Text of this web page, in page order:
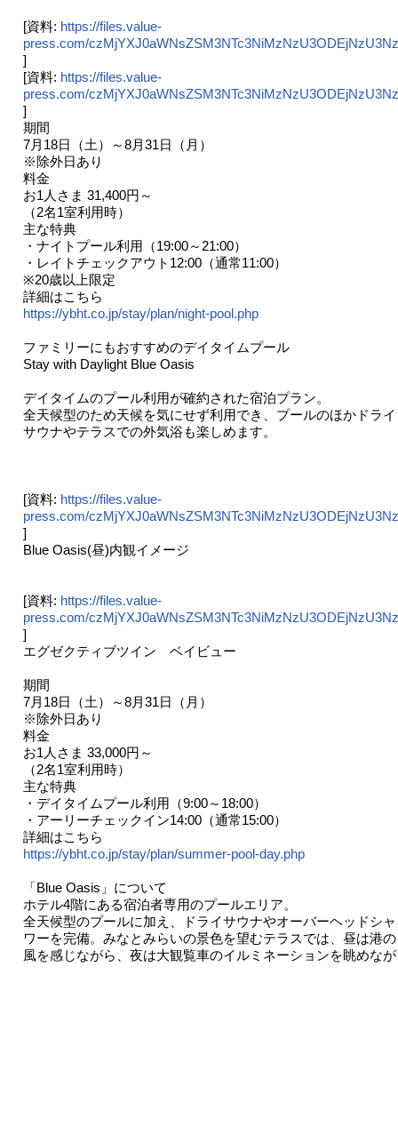
[資料: https://files.value-
press.com/
]
[資料: https://files.value-
press.com/
]
期間
7月18日（土）～8月31日（月）
※除外日あり
料金
お1人さま 31,400円～
（2名1室利用時）
主な特典
・ナイトプール利用（19:00～21:00）
・レイトチェックアウト12:00（通常11:00）
※20歳以上限定
詳細はこちら
https://ybht.co.jp/stay/plan/night-pool.php
ファミリーにもおすすめのデイタイムプール
Stay with Daylight Blue Oasis
デイタイムのプール利用が確約された宿泊プラン。
全天候型のため天候を気にせず利用でき、プールのほかドライ
サウナやテラスでの外気浴も楽しめます。
[資料: https://files.value-
press.com/
]
Blue Oasis(昼)内観イメージ
[資料: https://files.value-
press.com/
]
エグゼクティブツイン ベイビュー
期間
7月18日（土）～8月31日（月）
※除外日あり
料金
お1人さま 33,000円～
（2名1室利用時）
主な特典
・デイタイムプール利用（9:00～18:00）
・アーリーチェックイン14:00（通常15:00）
詳細はこちら
https://ybht.co.jp/stay/plan/summer-pool-day.php
「Blue Oasis」について
ホテル4階にある宿泊者専用のプールエリア。
全天候型のプールに加え、ドライサウナやオーバーヘッドシャ
ワーを完備。みなとみらいの景色を望むテラスでは、昼は港の
風を感じながら、夜は大観覧車のイルミネーションを眺めなが